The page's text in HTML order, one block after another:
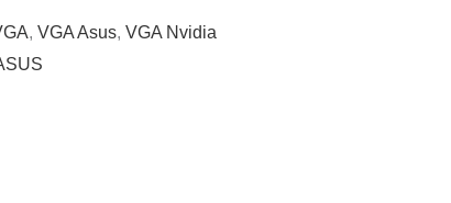
,VGA Asus,VGA Nvidia